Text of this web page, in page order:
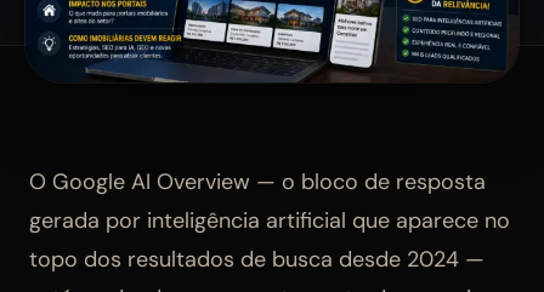
O Google AI Overview — o bloco de resposta
gerada por inteligência artificial que aparece no
topo dos resultados de busca desde 2024 —